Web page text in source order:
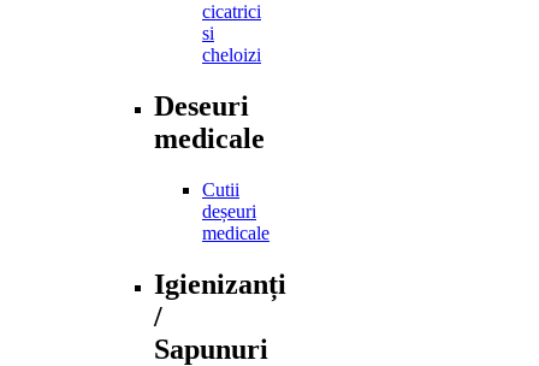
cicatrici
si
cheloizi
Deseuri
medicale
Cutii
deșeuri
medicale
Igienizanți
/
Sapunuri